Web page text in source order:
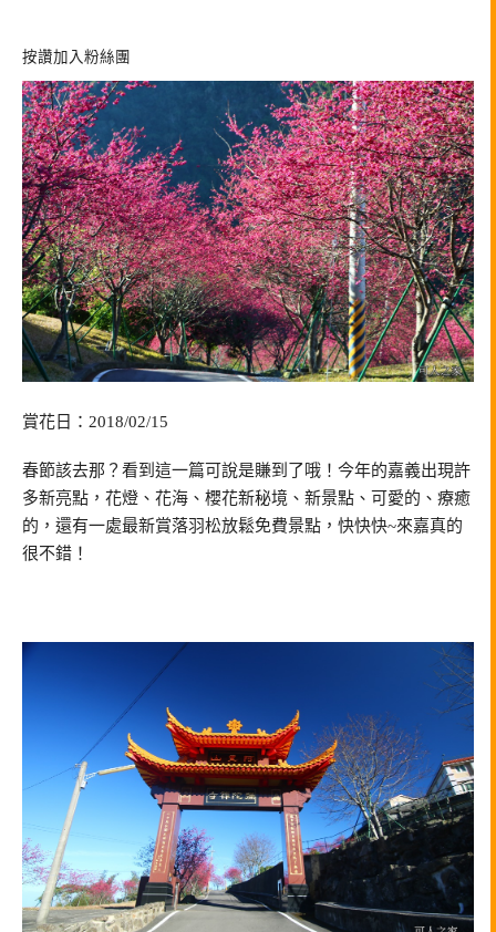
按讚加入粉絲團
賞花日：2018/02/15
春節該去那？看到這一篇可說是賺到了哦！今年的嘉義出現許
多新亮點，花燈、花海、櫻花新秘境、新景點、可愛的、療癒
的，還有一處最新賞落羽松放鬆免費景點，快快快~來嘉真的
很不錯！